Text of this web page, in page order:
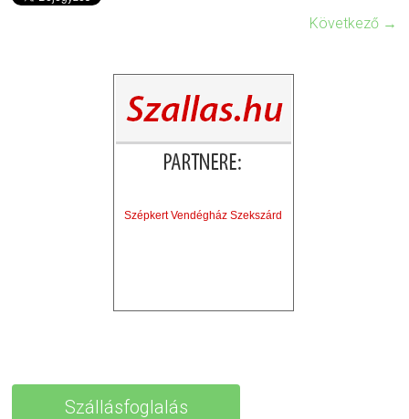
Következő →
Szépkert Vendégház Szekszárd
Szállásfoglalás